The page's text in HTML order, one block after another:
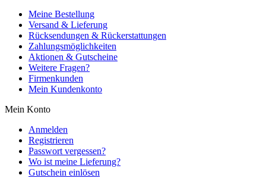
Meine Bestellung
Versand & Lieferung
Rücksendungen & Rückerstattungen
Zahlungsmöglichkeiten
Aktionen & Gutscheine
Weitere Fragen?
Firmenkunden
Mein Kundenkonto
Mein Konto
Anmelden
Registrieren
Passwort vergessen?
Wo ist meine Lieferung?
Gutschein einlösen